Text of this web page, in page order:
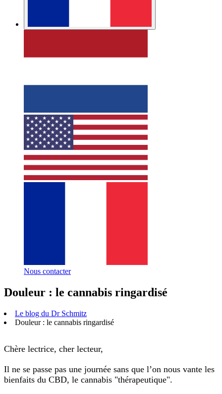
Nous contacter
Douleur : le cannabis ringardisé
Le blog du Dr Schmitz
Douleur : le cannabis ringardisé
Chère lectrice, cher lecteur,
Il ne se passe pas une journée sans que l’on nous vante les
bienfaits du CBD, le cannabis "thérapeutique".